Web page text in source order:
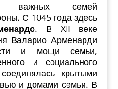
важных семей
С 1045 года здесь
. В XII веке
Валарио Арменарди
и мощи семьи,
и социального
крытыми
и домами семьи. В